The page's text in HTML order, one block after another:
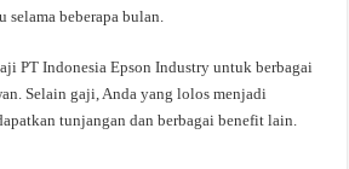
selama beberapa bulan.
PT Indonesia Epson Industry untuk berbagai
Selain gaji, Anda yang lolos menjadi
tunjangan dan berbagai benefit lain.